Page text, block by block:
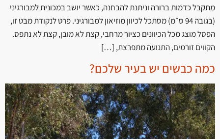
מתקבל כדמות ברורה וניתנת להבחנה, כאשר יושב במכונית למבורגיני
(בגובה 94 ס״מ) מסתכל לכיוון מוזיאון למבורגיני. פרט לנקודת מבט זו,
הפסל מוצג מכל הכיוונים כציור מרחבי, קצת לא מובן, קצת לא נתפס.
הקווים זורמים, התנועה מתפרצת, […]
כמה כבשים יש בעיר שלכם?